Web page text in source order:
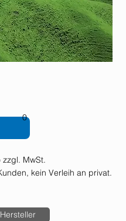
0
zzgl. MwSt.
kein Verleih an privat.